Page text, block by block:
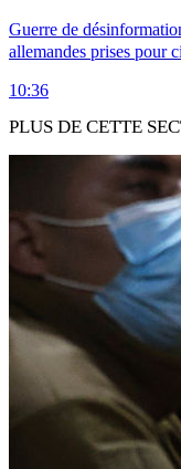
Guerre de
allemandes prises pour
10:36
PLUS DE CETTE